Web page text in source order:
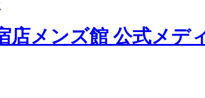
店メンズ館 公式メデ